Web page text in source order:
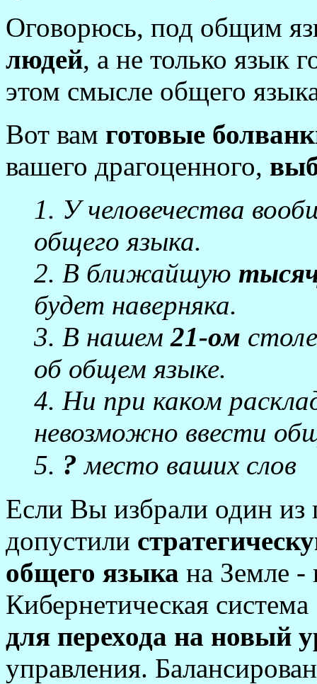
Оговорюсь, под общим
людей, а не только язык
этом смысле общего
Вот вам готовые
вашего драгоценного,
1. У человечества
общего языка.
2. В ближайшую
будет наверняка.
3. В нашем21-ом
об общем языке.
4. Ни при каком
невозможно ввести
5. ? место ваших слов
Если Вы избрали один
допустили
общего языка на Земле -
Кибернетическая
для перехода на новый
управления.